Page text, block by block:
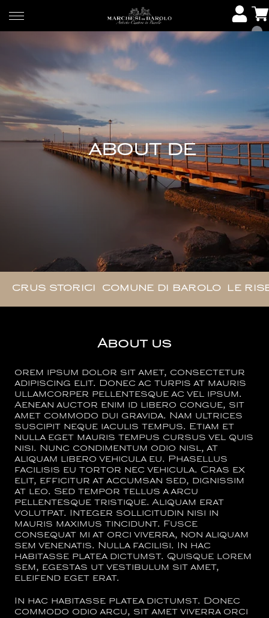
ABOUT DE
CRUS STORICI COMUNE DI BAROLO LE
About us
orem ipsum dolor sit amet, consectetur
adipiscing elit. Donec ac turpis at mauris
ullamcorper pellentesque ac vel ipsum.
Aenean auctor enim id libero congue, sit
amet commodo dui gravida. Nam ultrices
suscipit neque iaculis tempus. Etiam et
nulla eget mauris tempus cursus vel quis
nisi. Nunc condimentum odio nisl, at
aliquam libero vehicula eu. Phasellus
facilisis eu tortor nec vehicula. Cras ex
elit, efficitur at accumsan sed, dignissim
at leo. Sed tempor tellus a arcu
pellentesque tristique. Aliquam erat
volutpat. Integer sollicitudin nisi in
mauris maximus tincidunt. Fusce
consequat mi at orci viverra, non aliquam
sem venenatis. Nulla facilisi. In hac
habitasse platea dictumst. Quisque lorem
sem, egestas ut vestibulum sit amet,
eleifend eget erat.
In hac habitasse platea dictumst. Donec
commodo odio arcu, sit amet viverra orci